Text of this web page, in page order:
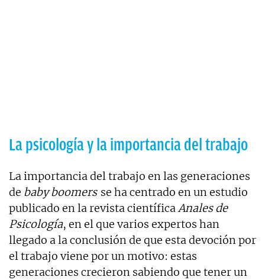
La psicología y la importancia del trabajo
La importancia del trabajo en las generaciones
de baby boomers se ha centrado en un estudio
publicado en la revista científicaAnales de
Psicología, en el que varios expertos han
llegado a la conclusión de que esta devoción por
el trabajo viene por un motivo: estas
generaciones crecieron sabiendo que tener un